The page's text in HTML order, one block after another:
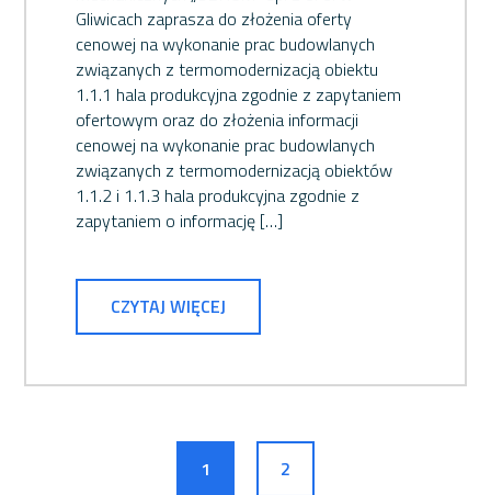
Gliwicach zaprasza do złożenia oferty
cenowej na wykonanie prac budowlanych
związanych z termomodernizacją obiektu
1.1.1 hala produkcyjna zgodnie z zapytaniem
ofertowym oraz do złożenia informacji
cenowej na wykonanie prac budowlanych
związanych z termomodernizacją obiektów
1.1.2 i 1.1.3 hala produkcyjna zgodnie z
zapytaniem o informację […]
CZYTAJ WIĘCEJ
1 2